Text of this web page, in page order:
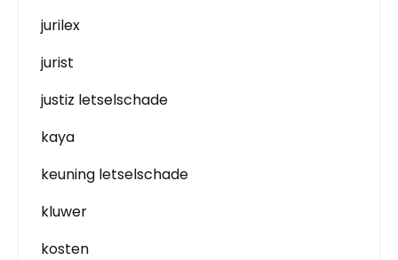
jurilex
jurist
justiz letselschade
kaya
keuning letselschade
kluwer
kosten